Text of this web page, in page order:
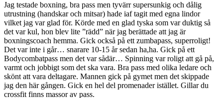
Jag testade boxning, bra pass men tyvärr supersunkig och dålig
utrustning (handskar och mitsar) hade iaf tagit med egna lindor
vilket jag var glad för. Körde med en glad tyska som var duktig så
det var kul, hon blev lite ”rädd” när jag berättade att jag är
boxningscoach hemma. Gick också på ett zumbapass, superroligt!
Det var inte i går… snarare 10-15 år sedan ha,ha. Gick på ett
Bodycombatpass men det var sådär… Spinning var roligt att gå på,
varmt och jobbigt som det ska vara. Bra pass med olika ledare och
skönt att vara deltagare. Mannen gick på gymet men det skippade
jag den här gången. Gick en hel del promenader istället. Gillar du
crossfit finns massor av pass.